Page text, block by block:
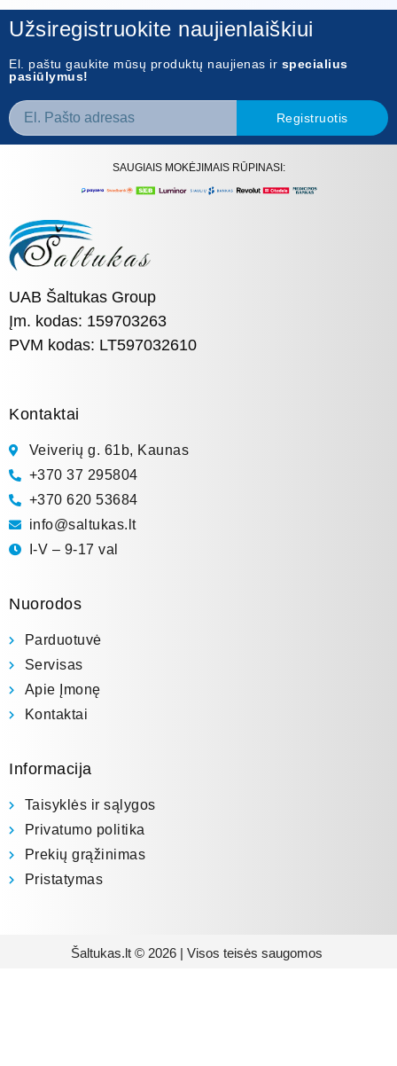
Užsiregistruokite naujienlaiškiui
El. paštu gaukite mūsų produktų naujienas ir specialius
pasiūlymus!
Registruotis
SAUGIAIS MOKĖJIMAIS RŪPINASI:
UAB Šaltukas Group
Įm. kodas: 159703263
PVM kodas: LT597032610
Kontaktai
Veiverių g. 61b, Kaunas
+370 37 295804
+370 620 53684
info@saltukas.lt
I-V – 9-17 val
Nuorodos
Parduotuvė
Servisas
Apie Įmonę
Kontaktai
Informacija
Taisyklės ir sąlygos
Privatumo politika
Prekių grąžinimas
Pristatymas
Šaltukas.lt © 2026 | Visos teisės saugomos